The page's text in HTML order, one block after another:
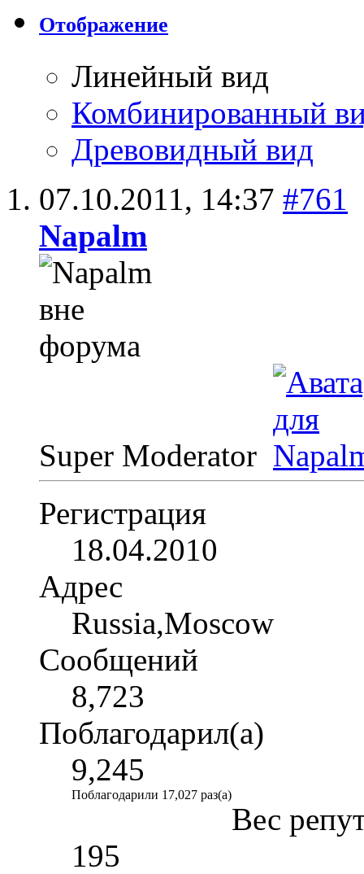
Отображение
Линейный вид
Комбинированный
Древовидный вид
07.10.2011, 14:37 #761
Napalm
Super Moderator
Регистрация
18.04.2010
Адрес
Russia,Moscow
Сообщений
8,723
Поблагодарил(а)
9,245
Поблагодарили 17,027 раз(а)
Вес
195